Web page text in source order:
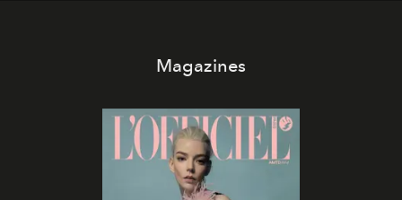
Magazines